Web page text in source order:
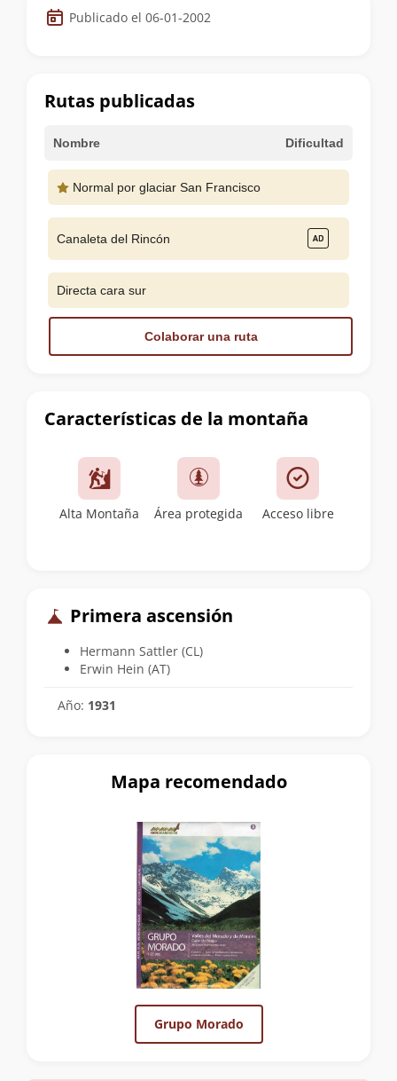
de
cumbre
Publicado el 06-01-2002
Características de la montaña
Alta Montaña Área protegida Acceso libre
Primera ascensión
Hermann Sattler (CL)
Erwin Hein (AT)
Año: 1931
Rutas publicadas
Nombre Dificultad
Normal por glaciar San Francisco
Canaleta del Rincón
Directa cara sur
Colaborar una ruta
Mapa recomendado
Grupo Morado